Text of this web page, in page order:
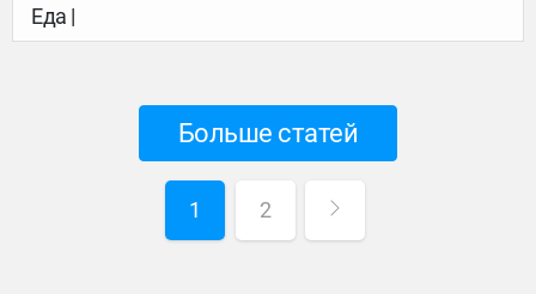
Еда |
Больше статей
1 2